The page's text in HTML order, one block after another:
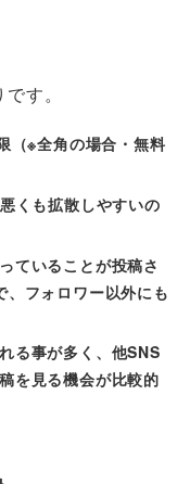
す。
（※全角の場合・無料
くも拡散しやすいの
ていることが投稿さ
フォロワー以外にも
る事が多く、他SNS
を見る機会が比較的